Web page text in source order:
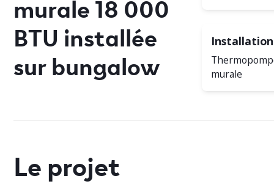
murale 18 000
BTU installée
sur bungalow
Installation
murale
Le projet